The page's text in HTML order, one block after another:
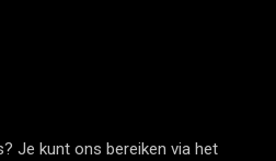
Je kunt ons bereiken via het